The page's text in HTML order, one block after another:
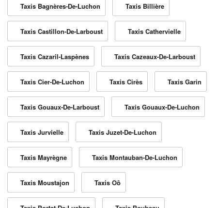
Taxis Bagnères-De-Luchon Taxis Billière
Taxis Castillon-De-Larboust Taxis Cathervielle
Taxis Cazaril-Laspènes Taxis Cazeaux-De-Larboust
Taxis Cier-De-Luchon Taxis Cirès Taxis Garin
Taxis Gouaux-De-Larboust Taxis Gouaux-De-Luchon
Taxis Jurvielle Taxis Juzet-De-Luchon
Taxis Mayrègne Taxis Montauban-De-Luchon
Taxis Moustajon Taxis Oô